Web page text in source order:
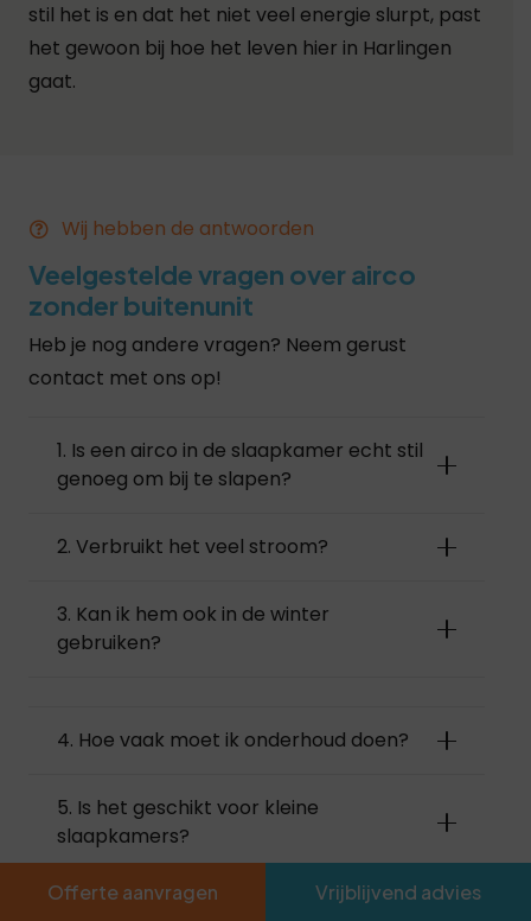
stil het is en dat het niet veel energie slurpt, past
het gewoon bij hoe het leven hier in Harlingen
gaat.
Wij hebben de antwoorden
Veelgestelde vragen over airco
zonder buitenunit
Heb je nog andere vragen? Neem gerust
contact met ons op!
1. Is een airco in de slaapkamer echt stil
genoeg om bij te slapen?
2. Verbruikt het veel stroom?
3. Kan ik hem ook in de winter
gebruiken?
4. Hoe vaak moet ik onderhoud doen?
5. Is het geschikt voor kleine
slaapkamers?
6. Is een airco geschikt voor gebruik
Offerte aanvragen Vrijblijvend advies